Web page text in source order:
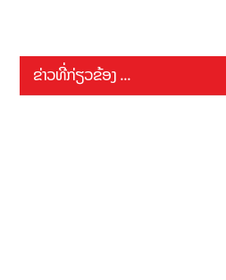
ຂ່າວທີ່ກ່ຽວຂ້ອງ ...